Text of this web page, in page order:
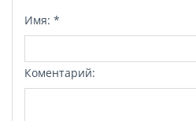
Имя: *
Коментарий: